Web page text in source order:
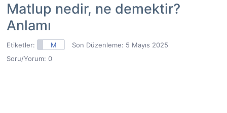
Matlup nedir, ne demektir?
Anlamı
Etiketler: M Son Düzenleme: 5 Mayıs 2025
Soru/Yorum: 0